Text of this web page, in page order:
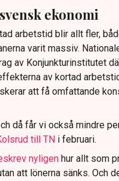
ekonomi
arbetstid blir allt fler,
varit massiv.
av Konjunkturinstitutet
av kortad
att få omfattande
då får vi också mindre
till TN i februari.
nyligenhur allt som
att lönerna sänks. Och